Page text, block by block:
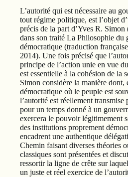
L’autorité qui est nécessaire au
tout régime politique, est l’objet
précis de la part d’Yves R.
dans son traité La Philosophie du
démocratique (traduction
2014). Une fois précisé que
principe de l’action unie en vue
est essentielle à la cohésion de la
Simon considère la manière dont,
démocratique où le peuple est
l’autorité est réellement transmise
pour un temps donné à un
exercera le pouvoir légitimement
des institutions proprement
encadrent une authentique
Chemin faisant diverses théories
classiques sont présentées et
ressortir la ligne de crête sur
un juste et réel exercice de